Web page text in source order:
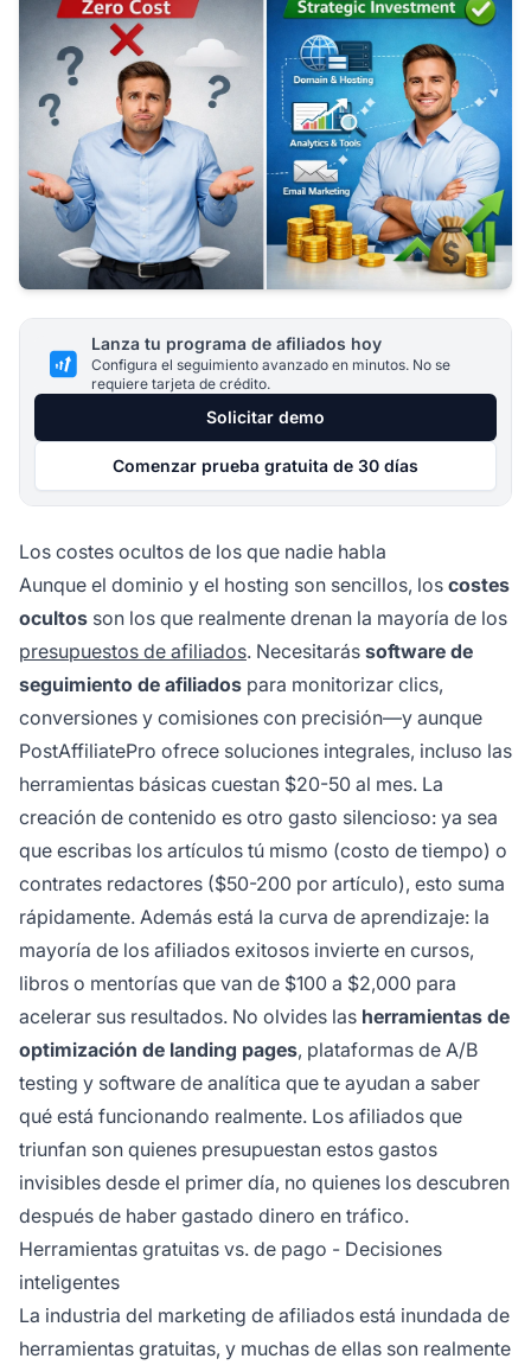
Lanza tu programa de afiliados hoy
Configura el seguimiento avanzado en minutos. No se
requiere tarjeta de crédito.
Solicitar demo
Comenzar prueba gratuita de 30 días
Los costes ocultos de los que nadie habla
Aunque el dominio y el hosting son sencillos, los costes
ocultos son los que realmente drenan la mayoría de los
presupuestos de afiliados. Necesitarás software de
seguimiento de afiliados para monitorizar clics,
conversiones y comisiones con precisión—y aunque
PostAffiliatePro ofrece soluciones integrales, incluso las
herramientas básicas cuestan $20-50 al mes. La
creación de contenido es otro gasto silencioso: ya sea
que escribas los artículos tú mismo (costo de tiempo) o
contrates redactores ($50-200 por artículo), esto suma
rápidamente. Además está la curva de aprendizaje: la
mayoría de los afiliados exitosos invierte en cursos,
libros o mentorías que van de $100 a $2,000 para
acelerar sus resultados. No olvides las herramientas de
optimización de landing pages, plataformas de A/B
testing y software de analítica que te ayudan a saber
qué está funcionando realmente. Los afiliados que
triunfan son quienes presupuestan estos gastos
invisibles desde el primer día, no quienes los descubren
después de haber gastado dinero en tráfico.
Herramientas gratuitas vs. de pago - Decisiones
inteligentes
La industria del marketing de afiliados está inundada de
herramientas gratuitas, y muchas de ellas son realmente